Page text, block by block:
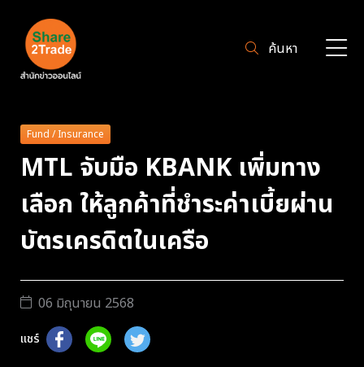
ค้นหา
Fund / Insurance
MTL จับมือ KBANK เพิ่มทาง
เลือก ให้ลูกค้าที่ชำระค่าเบี้ยผ่าน
บัตรเครดิตในเครือ
06 มิถุนายน 2568
แชร์